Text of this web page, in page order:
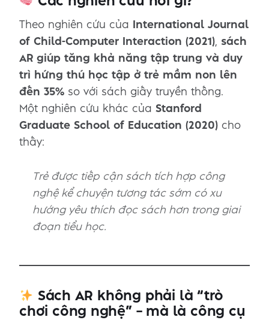
Theo nghiên cứu của
International Journal
of Child-Computer Interaction (2021), sách
AR giúp tăng khả năng tập trung và duy
trì hứng thú học tập ở trẻ mầm non lên
đến 35% so với sách giấy truyền thống.
Một nghiên cứu khác của Stanford
Graduate School of Education (2020) cho
thấy:
Trẻ được tiếp cận sách tích hợp công
nghệ kể chuyện tương tác sớm có xu
hướng yêu thích đọc sách hơn trong giai
đoạn tiểu học.
Sách AR không phải là “trò
chơi công nghệ” – mà là công cụ